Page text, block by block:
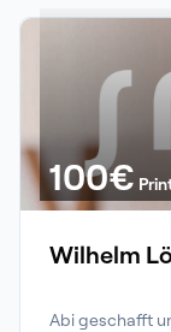
100€
Wilhelm
Abi geschafft